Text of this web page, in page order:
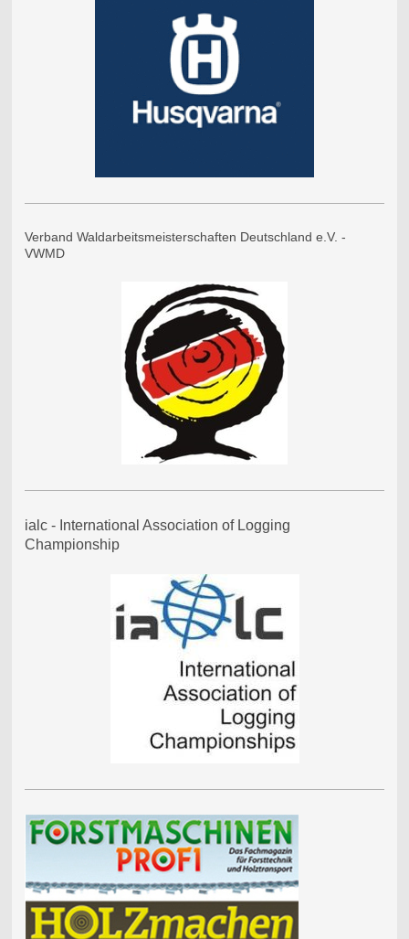
Verband Waldarbeitsmeisterschaften Deutschland e.V. -
VWMD
ialc - International Association of Logging
Championship